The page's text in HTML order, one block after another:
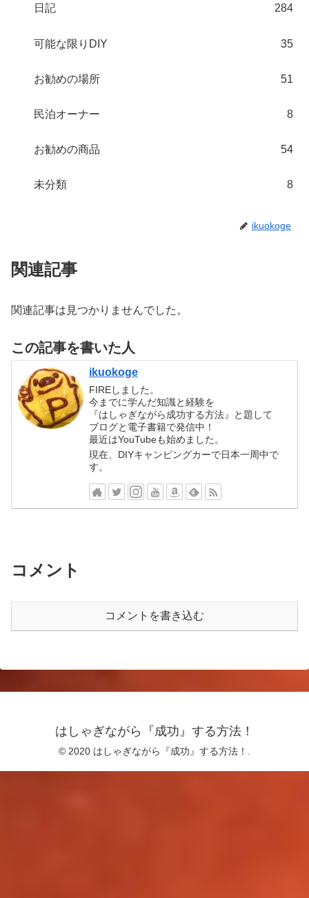
日記 284
可能な限りDIY 35
お勧めの場所 51
民泊オーナー 8
お勧めの商品 54
未分類 8
ikuokoge
関連記事
関連記事は見つかりませんでした。
この記事を書いた人
ikuokoge
FIREしました。
今までに学んだ知識と経験を
『はしゃぎながら成功する方法』と題して
ブログと電子書籍で発信中！
最近はYouTubeも始めました。
現在、DIYキャンピングカーで日本一周中で
す。
コメント
コメントを書き込む
はしゃぎながら『成功』する方法！
© 2020 はしゃぎながら『成功』する方法！.